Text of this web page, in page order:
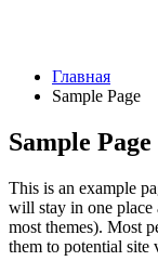
Главная
Sample Page
Sample Page
This is an example
will stay in one
most themes). Most
them to potential site